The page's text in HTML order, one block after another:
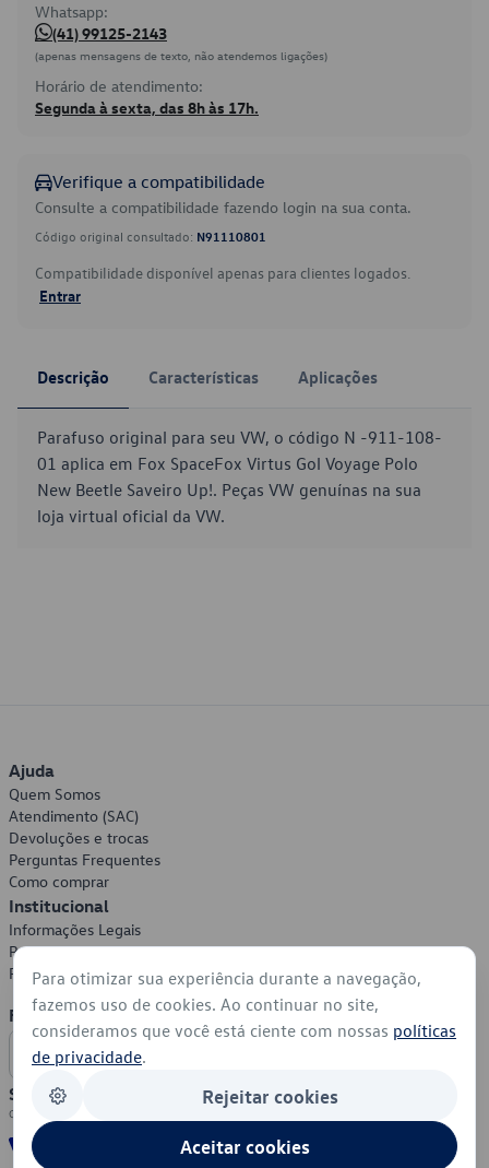
Whatsapp:
(41) 99125-2143
(apenas mensagens de texto, não atendemos ligações)
Horário de atendimento:
Segunda à sexta, das 8h às 17h.
Verifique a compatibilidade
Consulte a compatibilidade fazendo login na sua conta.
Código original consultado: N91110801
Compatibilidade disponível apenas para clientes logados.
Entrar
Descrição Características Aplicações
Parafuso original para seu VW, o código N -911-108-
01 aplica em Fox SpaceFox Virtus Gol Voyage Polo
New Beetle Saveiro Up!. Peças VW genuínas na sua
loja virtual oficial da VW.
Ajuda
Quem Somos
Atendimento (SAC)
Devoluções e trocas
Perguntas Frequentes
Como comprar
Institucional
Informações Legais
Política de Privacidade
Política de Cookies
Formas de Pagamento
Segurança
Para otimizar sua experiência durante a navegação,
fazemos uso de cookies. Ao continuar no site,
consideramos que você está ciente com nossas políticas
de privacidade.
Rejeitar cookies
Aceitar cookies